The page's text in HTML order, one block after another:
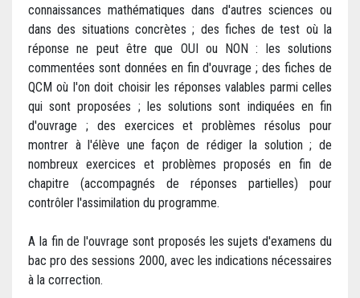
connaissances mathématiques dans d'autres sciences ou
dans des situations concrètes ; des fiches de test où la
réponse ne peut être que OUI ou NON : les solutions
commentées sont données en fin d'ouvrage ; des fiches de
QCM où l'on doit choisir les réponses valables parmi celles
qui sont proposées ; les solutions sont indiquées en fin
d'ouvrage ; des exercices et problèmes résolus pour
montrer à l'élève une façon de rédiger la solution ; de
nombreux exercices et problèmes proposés en fin de
chapitre (accompagnés de réponses partielles) pour
contrôler l'assimilation du programme.
A la fin de l'ouvrage sont proposés les sujets d'examens du
bac pro des sessions 2000, avec les indications nécessaires
à la correction.